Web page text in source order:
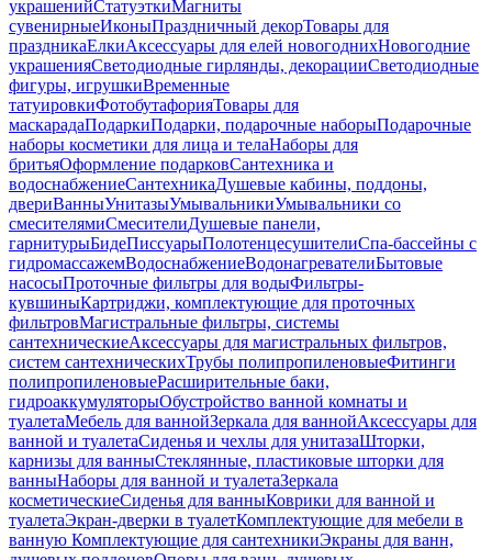
украшенийСтатуэткиМагниты
сувенирныеИконыПраздничный декорТовары для
праздникаЕлкиАксессуары для елей новогоднихНовогодние
украшенияСветодиодные гирлянды, декорацииСветодиодные
фигуры, игрушкиВременные
татуировкиФотобутафорияТовары для
маскарадаПодаркиПодарки, подарочные наборыПодарочные
наборы косметики для лица и телаНаборы для
бритьяОформление подарковСантехника и
водоснабжениеСантехникаДушевые кабины, поддоны,
двериВанныУнитазыУмывальникиУмывальники со
смесителямиСмесителиДушевые панели,
гарнитурыБидеПиссуарыПолотенцесушителиСпа-бассейны с
гидромассажемВодоснабжениеВодонагревателиБытовые
насосыПроточные фильтры для водыФильтры-
кувшиныКартриджи, комплектующие для проточных
фильтровМагистральные фильтры, системы
сантехническиеАксессуары для магистральных фильтров,
систем сантехническихТрубы полипропиленовыеФитинги
полипропиленовыеРасширительные баки,
гидроаккумуляторыОбустройство ванной комнаты и
туалетаМебель для ваннойЗеркала для ваннойАксессуары для
ванной и туалетаСиденья и чехлы для унитазаШторки,
карнизы для ванныСтеклянные, пластиковые шторки для
ванныНаборы для ванной и туалетаЗеркала
косметическиеСиденья для ванныКоврики для ванной и
туалетаЭкран-дверки в туалетКомплектующие для мебели в
ванную Комплектующие для сантехникиЭкраны для ванн,